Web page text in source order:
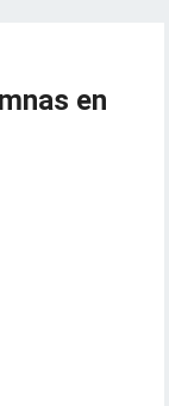
en